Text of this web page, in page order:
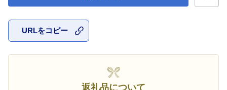
URLをコピー
返礼品について